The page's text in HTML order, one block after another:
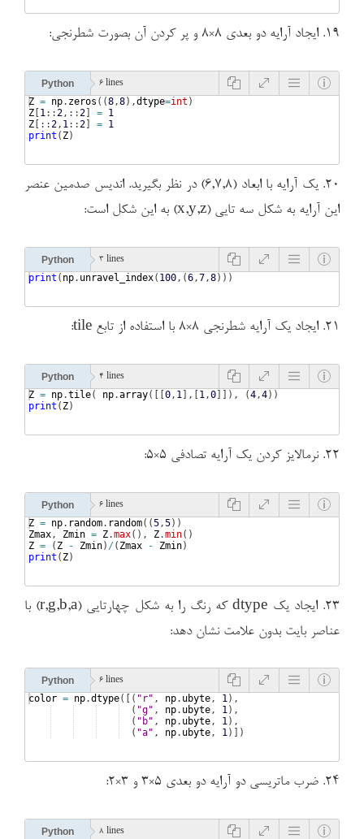
۱۹. ایجاد آرایه دو بعدی ۸×۸ و پر کردن آن بصورت شطرنجی:
Python 6 lines
Z = np. zeros ((8,8) ,dtype=int )
Z 1::2,::2 = 1
Z
::2, 1::2 = 1
print ( Z)
۲۰. یک آرایه با ابعاد (۶,۷,۸) در نظر بگیرید. اندیس صدمین عنصر
این آرایه به شکل سه تایی (x,y,z) به این شکل است:
Python 3 lines
print ( np. unravel_index( 100, (6,7,8)))
۲۱. ایجاد یک آرایه شطرنجی ۸×۸ با استفاده از تابع tile:
Python 4 lines
Z = np.tile( np.array([[0 , 1 ] , [1 ,0]]) , (4 ,4))
print ( Z)
۲۲. نرمالایز کردن یک آرایه تصادفی ۵×۵:
Python 6 lines
Z = np. random. random((5 ,5))
Zmax , Zmin = Z.max( ) , Z.min( )
Z = ( Z - Zmin) /( Zmax - Zmin)
print ( Z)
۲۳. ایجاد یک dtype که رنگ را به شکل چهارتایی (r,g,b,a) با
عناصر بایت بدون علامت نشان دهد:
Python 6 lines
color = np.dtype([( "r" , np. ubyte, 1) ,
( "g" , np. ubyte, 1) ,
( "b" , np. ubyte, 1) ,
( "a" , np. ubyte, 1)])
۲۴. ضرب ماتریسی دو آرایه دو بعدی ۵×۳ و ۳×۲:
Python 8 lines